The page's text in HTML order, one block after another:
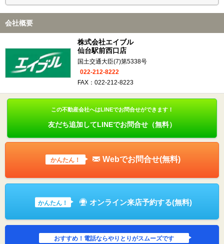
会社概要
株式会社エイブル
仙台駅前西口店
国土交通大臣(7)第5338号
022-212-8222
FAX：022-212-8223
この不動産会社へはLINEでお問合せができます！
友だち追加してLINEでお問合せ（無料）
かんたん！ Webでお問合せ(無料)
かんたん！ オンライン来店予約する(無料)
おすすめ！電話ならやりとりがスムーズです